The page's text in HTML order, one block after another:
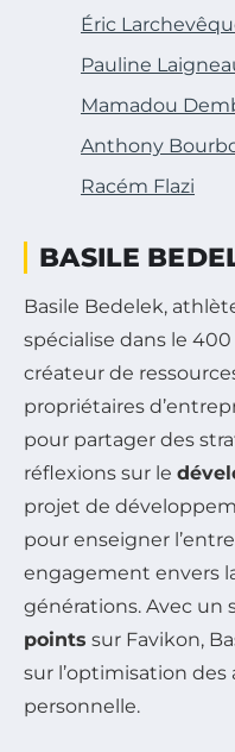
Éric
Pauline
Mamadou
Anthony
Racém Flazi
BASILE
Basile Bedelek,
spécialise dans le
créateur de
propriétaires
pour partager des
réflexions sur le
projet de
pour enseigner
engagement envers
générations. Avec un
points sur Favikon,
sur l’optimisation
personnelle.